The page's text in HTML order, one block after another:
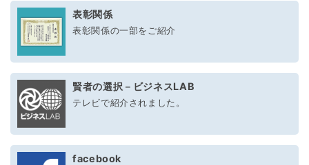
表彰関係
表彰関係の一部をご紹介
賢者の選択－ビジネスLAB
テレビで紹介されました。
facebook